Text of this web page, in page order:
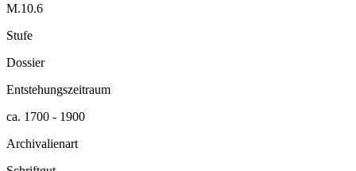
M.10.6
Stufe
Dossier
Entstehungszeitraum
ca. 1700 - 1900
Archivalienart